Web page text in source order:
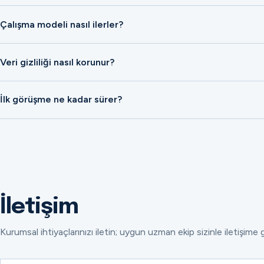
Çalışma modeli nasıl ilerler?
Veri gizliliği nasıl korunur?
İlk görüşme ne kadar sürer?
İletişim
Kurumsal ihtiyaçlarınızı iletin; uygun uzman ekip sizinle iletişime